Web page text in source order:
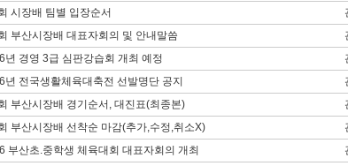
시장배 팀별 입장순서
부산시장배 대표자회의 및 안내말씀
년 경영 3급 심판강습회 개최 예정
년 전국생활체육대축전 선발명단 공지
부산시장배 경기순서, 대진표(최종본)
부산시장배 선착순 마감(추가,수정,취소X)
부산초.중학생 체육대회 대표자회의 개최